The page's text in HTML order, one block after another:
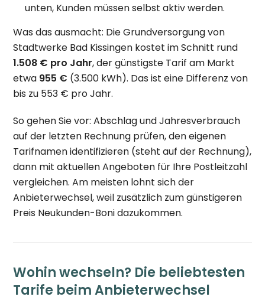
unten, Kunden müssen selbst aktiv werden.
Was das ausmacht: Die Grundversorgung von
Stadtwerke Bad Kissingen kostet im Schnitt rund
1.508 € pro Jahr, der günstigste Tarif am Markt
etwa 955 € (3.500 kWh). Das ist eine Differenz von
bis zu 553 € pro Jahr.
So gehen Sie vor: Abschlag und Jahresverbrauch
auf der letzten Rechnung prüfen, den eigenen
Tarifnamen identifizieren (steht auf der Rechnung),
dann mit aktuellen Angeboten für Ihre Postleitzahl
vergleichen. Am meisten lohnt sich der
Anbieterwechsel, weil zusätzlich zum günstigeren
Preis Neukunden-Boni dazukommen.
Wohin wechseln? Die beliebtesten
Tarife beim Anbieterwechsel